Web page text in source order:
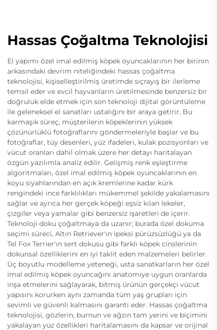
Hassas Çoğaltma Teknolojisi
El yapımı özel imal edilmiş köpek oyuncaklarının her birinin
arkasındaki devrim niteliğindeki hassas çoğaltma
teknolojisi, kişiselleştirilmiş üretimde sıçrayış bir ilerleme
temsil eder ve evcil hayvanların üretilmesinde benzersiz bir
doğruluk elde etmek için son teknoloji dijital görüntüleme
ile geleneksel el sanatları ustalığını bir araya getirir. Bu
karmaşık süreç, müşterilerin köpeklerinin yüksek
çözünürlüklü fotoğraflarını göndermeleriyle başlar ve bu
fotoğraflar, tüy desenleri, yüz ifadeleri, kulak pozisyonları ve
vücut oranları dahil olmak üzere her detayı haritalayan
özgün yazılımla analiz edilir. Gelişmiş renk eşleştirme
algoritmaları, özel imal edilmiş köpek oyuncaklarının en
koyu siyahlarından en açık kremlerine kadar kürk
rengindeki ince farklılıkları mükemmel şekilde yakalamasını
sağlar ve ayrıca her gerçek köpeği eşsiz kılan lekeler,
çizgiler veya yamalar gibi benzersiz işaretleri de içerir.
Teknoloji doku çoğaltmaya da uzanır; burada özel dokuma
seçimi süreci, Altın Retriever'ın ipeksi pürüzsüzlüğü ya da
Tel Fox Terrier'ın sert dokusu gibi farklı köpek cinslerinin
dokunsal özelliklerini en iyi taklit eden malzemeleri belirler.
Üç boyutlu modelleme yeteneği, usta sanatkarların her özel
imal edilmiş köpek oyuncağını anatomiye uygun oranlarda
inşa etmelerini sağlayarak, bitmiş ürünün gerçekçi vücut
yapısını korurken aynı zamanda tüm yaş grupları için
sevimli ve güvenli kalmasını garanti eder. Hassas çoğaltma
teknolojisi, gözlerin, burnun ve ağzın tam yerini ve biçimini
yakalayan yüz özellikleri haritalamasını da kapsar ve orijinal